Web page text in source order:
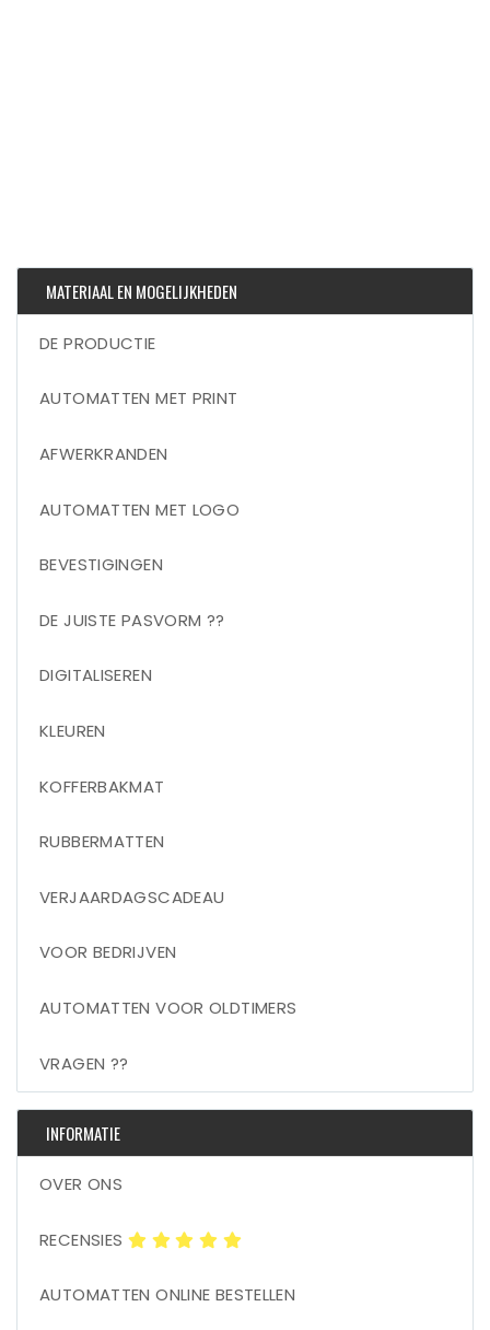
MATERIAAL EN MOGELIJKHEDEN
DE PRODUCTIE
AUTOMATTEN MET PRINT
AFWERKRANDEN
AUTOMATTEN MET LOGO
BEVESTIGINGEN
DE JUISTE PASVORM ??
DIGITALISEREN
KLEUREN
KOFFERBAKMAT
RUBBERMATTEN
VERJAARDAGSCADEAU
VOOR BEDRIJVEN
AUTOMATTEN VOOR OLDTIMERS
VRAGEN ??
INFORMATIE
OVER ONS
RECENSIES
AUTOMATTEN ONLINE BESTELLEN